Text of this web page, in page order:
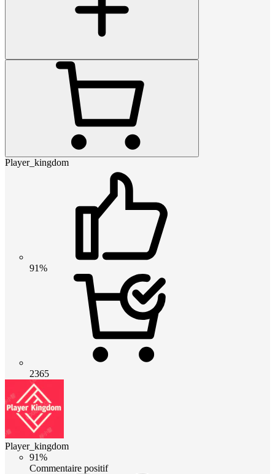
Player_kingdom
91%
2365
Player_kingdom
91%
Commentaire positif